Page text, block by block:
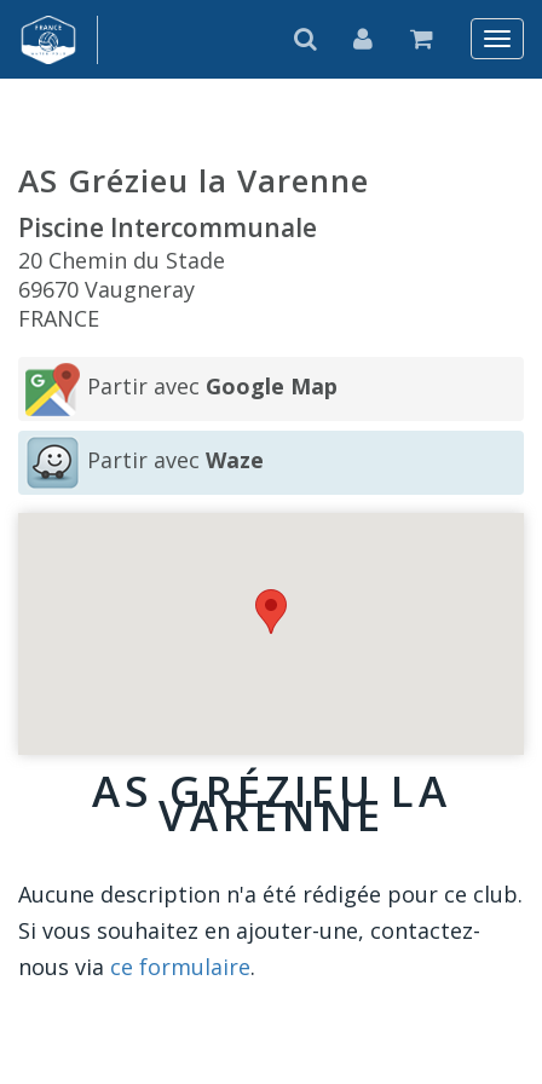
AS Grézieu la Varenne
Piscine Intercommunale
20 Chemin du Stade
69670 Vaugneray
FRANCE
Partir avec Google Map
Partir avec Waze
AS GRÉZIEU LA
VARENNE
Aucune description n'a été rédigée pour ce club.
Si vous souhaitez en ajouter-une, contactez-
nous via ce formulaire.